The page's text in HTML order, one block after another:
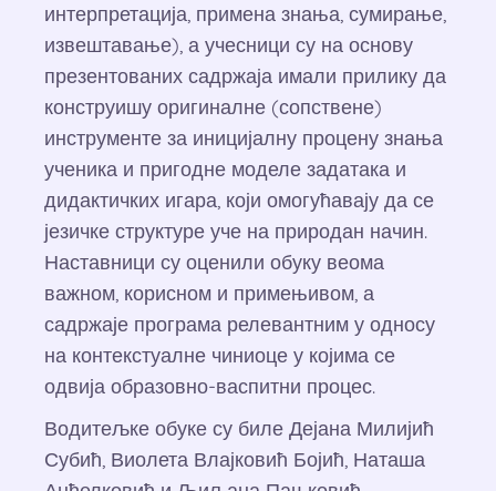
интерпретација, примена знања, сумирање,
извештавање), а учесници су на основу
презентованих садржаја имали прилику да
конструишу оригиналне (сопствене)
инструменте за иницијалну процену знања
ученика и пригодне моделе задатака и
дидактичких игара, који омогућавају да се
језичке структуре уче на природан начин.
Наставници су оценили обуку веома
важном, корисном и примењивом, а
садржаје програма релевантним у односу
на контекстуалне чиниоце у којима се
одвија образовно-васпитни процес.
Водитељке обуке су биле Дејана Милијић
Субић, Виолета Влајковић Бојић, Наташа